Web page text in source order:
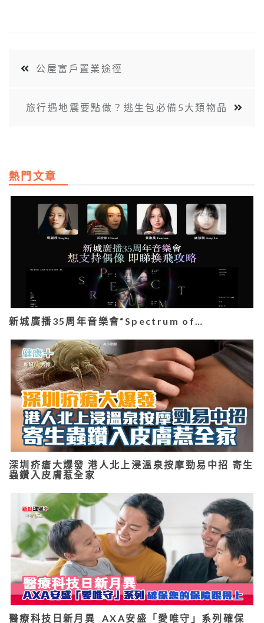
公屋富戶置業途徑
旅行遇地震要點做？逃生包必備5大類物品
熱門文章
新城廣播35周年音樂會“Spectrum of…
深圳疥瘡大爆發 港人北上浸溫泉按摩勁易中招 寄生
蟲鑽入皮膚惹全家
醫療科技日新月異 AXA安盛「愛唯守」系列確保